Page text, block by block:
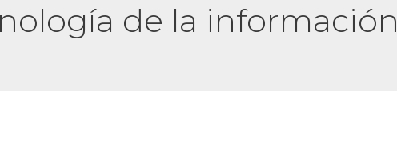
de la información